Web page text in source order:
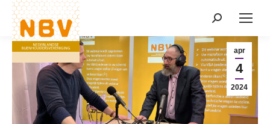
Zoeken:
apr
4
2024
Nieuws